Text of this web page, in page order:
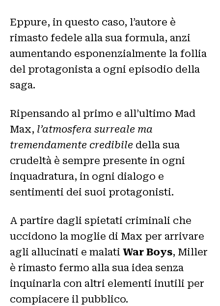
Eppure, in questo caso, l’autore è
rimasto fedele alla sua formula, anzi
aumentando esponenzialmente la follia
del protagonista a ogni episodio della
saga.
Ripensando al primo e all’ultimo Mad
Max, l’atmosfera surreale ma
tremendamente credibile della sua
crudeltà è sempre presente in ogni
inquadratura, in ogni dialogo e
sentimenti dei suoi protagonisti.
A partire dagli spietati criminali che
uccidono la moglie di Max per arrivare
agli allucinati e malati War Boys, Miller
è rimasto fermo alla sua idea senza
inquinarla con altri elementi inutili per
compiacere il pubblico.